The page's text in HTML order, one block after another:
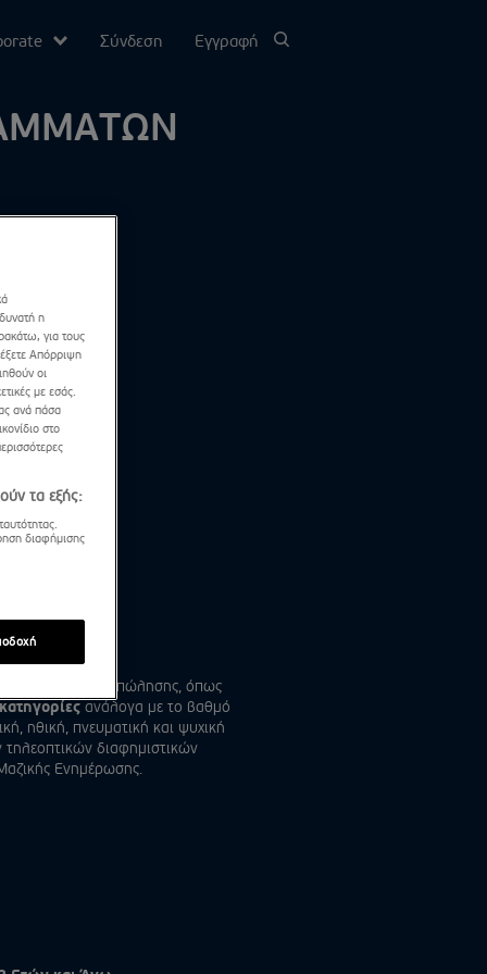
Σύνδεση Εγγραφή
μηνυμάτων τηλεπώλησης, όπως
ανάλογα με το βαθμό
ηθική, πνευματική και ψυχική
διαφημιστικών
Ενημέρωσης.
η
για τους
Απόρριψη
οι
με εσάς.
ανά πάσα
στο
τα εξής:
διαφήμισης